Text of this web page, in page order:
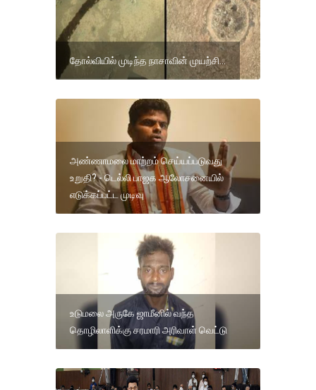
தோல்வியில் முடிந்த நாசாவின் முயற்சி...
அண்ணாமலை மாற்றம் செய்யப்படுவது
உறுதி? - டெல்லி பாஜக ஆலோசனையில்
எடுக்கப்பட்ட முடிவு
உடுமலை அருகே ஜாமீனில் வந்த
தொழிலாளிக்கு சரமாரி அரிவாள் வெட்டு